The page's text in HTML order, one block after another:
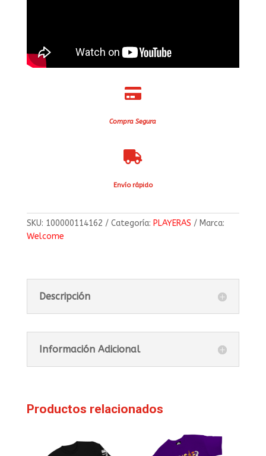

Compra Segura

Envío rápido
SKU: 100000114162 Categoría: PLAYERAS
Marca:
Welcome
Descripción
Información Adicional
Productos relacionados